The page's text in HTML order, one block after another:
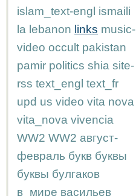
islam_text-engl ismaili
la lebanon links music-
video occult pakistan
pamir politics shia site-
rss text_engl text_fr
upd us video vita nova
vita_nova vivencia
WW2 WW2 август-
февраль букв буквы
буквы булгаков
в_мире васильев